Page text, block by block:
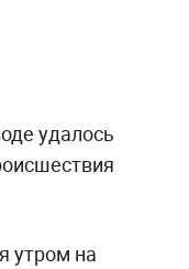
удалось
утром на